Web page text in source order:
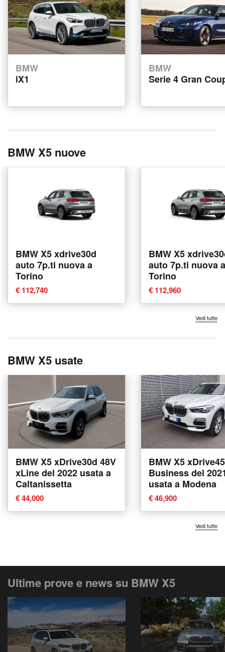
BMW
iX1
BMW
Serie 4 Gran
BMW X5 nuove
BMW X5 xdrive30d
auto 7p.ti nuova a
Torino
€ 112,740
BMW X5
auto 7p.ti nuova a
Torino
€ 112,960
Vedi tutte
BMW X5 usate
BMW X5 xDrive30d 48V
xLine del 2022 usata a
Caltanissetta
€ 44,000
BMW X5
Business del
usata a Modena
€ 46,900
Vedi tutte
Ultime prove e news su BMW X5